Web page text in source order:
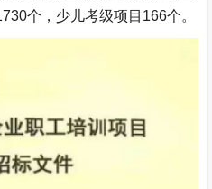
个，少儿考级项目166个。